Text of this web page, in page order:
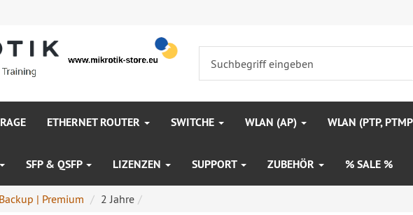
ETHERNET ROUTER SWITCHE WLAN (AP) WLAN (PTP,
SFP & QSFP LIZENZEN SUPPORT ZUBEHÖR % SALE %
| Premium 2 Jahre